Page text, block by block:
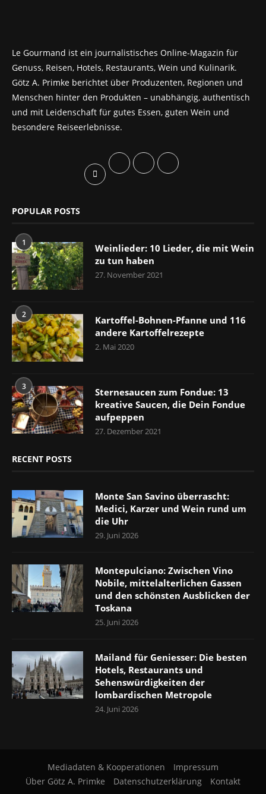
Le Gourmand ist ein journalistisches Online-Magazin für
Genuss, Reisen, Hotels, Restaurants, Wein und Kulinarik.
Götz A. Primke berichtet über Produzenten, Regionen und
Menschen hinter den Produkten – unabhängig, authentisch
und mit Leidenschaft für gutes Essen, guten Wein und
besondere Reiseerlebnisse.
POPULAR POSTS
1
Weinlieder: 10 Lieder, die mit Wein
zu tun haben
27. November 2021
2
Kartoffel-Bohnen-Pfanne und 116
andere Kartoffelrezepte
2. Mai 2020
3
Sternesaucen zum Fondue: 13
kreative Saucen, die Dein Fondue
aufpeppen
27. Dezember 2021
RECENT POSTS
Monte San Savino überrascht:
Medici, Karzer und Wein rund um
die Uhr
29. Juni 2026
Montepulciano: Zwischen Vino
Nobile, mittelalterlichen Gassen
und den schönsten Ausblicken der
Toskana
25. Juni 2026
Mailand für Geniesser: Die besten
Hotels, Restaurants und
Sehenswürdigkeiten der
lombardischen Metropole
24. Juni 2026
Mediadaten & Kooperationen
Impressum
Über Götz A. Primke
Datenschutzerklärung Kontakt